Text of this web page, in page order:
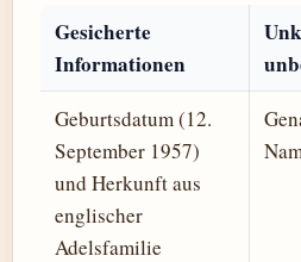
Gesicherte
Informationen
Geburtsdatum (12.
September 1957)
und Herkunft aus
englischer
Adelsfamilie